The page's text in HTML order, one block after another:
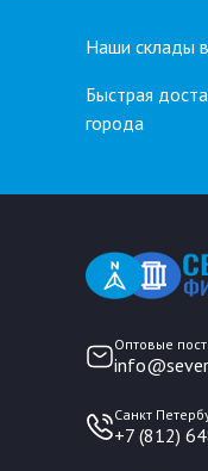
Наши склады
Быстрая
города
Оптовые
Санкт
+7 (812)